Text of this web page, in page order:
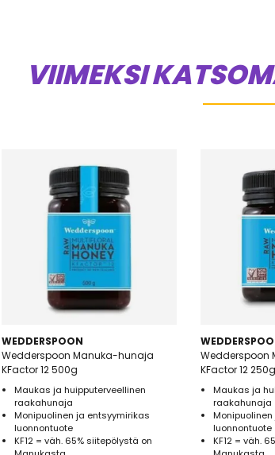
VIIMEKSI
WEDDERSPOON
Wedderspoon Manuka-hunaja
KFactor 12 500g
Maukas ja huipputerveellinen
raakahunaja
Monipuolinen ja entsyymirikas
luonnontuote
KF12 = väh. 65% siitepölystä on
Wedderspoon
KFactor 12 250g
Maukas ja
raakahunaja
luonnontuote
KF12 = väh.